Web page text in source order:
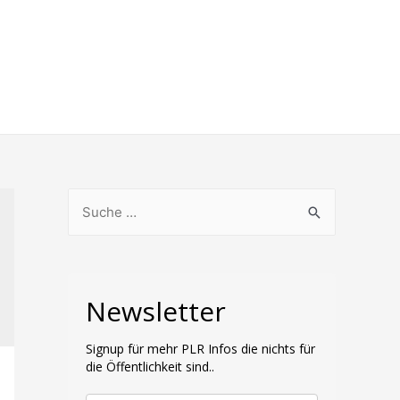
Newsletter
Signup für mehr PLR Infos die nichts für
die Öffentlichkeit sind..